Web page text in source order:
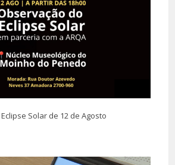
Solar de 12 de Agosto